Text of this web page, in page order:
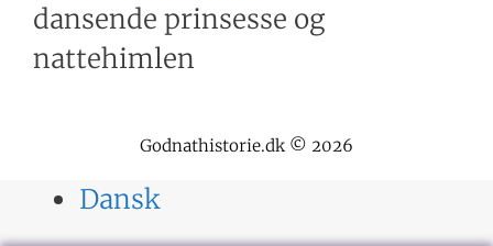
dansende prinsesse og
nattehimlen
Godnathistorie.dk © 2026
Dansk